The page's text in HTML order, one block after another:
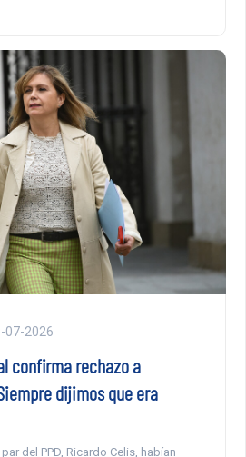
07-2026
confirma rechazo a
dijimos que era
del PPD, Ricardo Celis, habían